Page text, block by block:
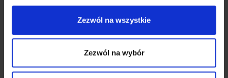
Zezwól na wszystkie
Zezwól na wybór